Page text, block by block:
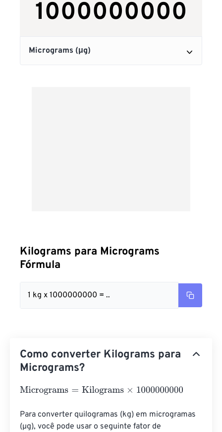
Kilograms para Micrograms
Fórmula
1 kg x 1000000000 = ..
Como converter Kilograms para
Micrograms?
Micrograms=Kilograms×1000000000
Para converter quilogramas (kg) em microgramas
(µg), você pode usar o seguinte fator de